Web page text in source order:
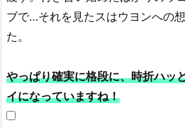
ブで…それを見たスはウヨンへの
た。
やっぱり確実に格段に、時折ハッ
イになっていますね！